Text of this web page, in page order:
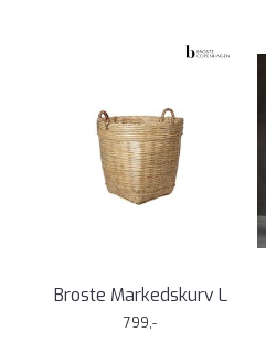
Broste Markedskurv L
799,-